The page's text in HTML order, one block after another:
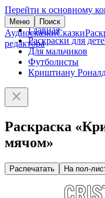
Перейти к основному
Меню Поиск
АудиосказкиСказки
редактора
Главная
Раскраски для
Для мальчиков
Футболисты
Криштиану
Раскраска
мячом»
Распечатать На пол-